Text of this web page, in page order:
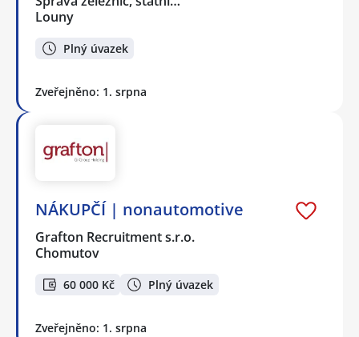
Louny
Plný úvazek
Zveřejněno: 1. srpna
NÁKUPČÍ | nonautomotive
Grafton Recruitment s.r.o.
Chomutov
60 000 Kč Plný úvazek
Zveřejněno: 1. srpna